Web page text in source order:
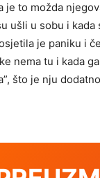
je to možda
ušli u sobu i
je paniku i
nema tu i kada
što je nju